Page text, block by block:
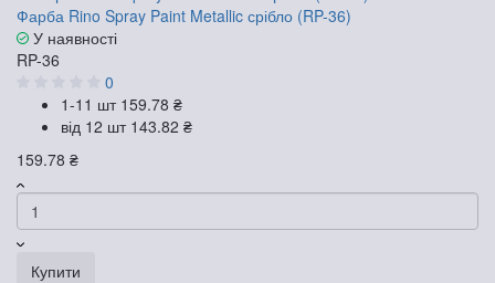
Фарба Rino Spray Paint Metallic срібло (RP-36)
У наявності
RP-36
0
1-11 шт 159.78 ₴
від 12 шт 143.82 ₴
159.78 ₴
Купити